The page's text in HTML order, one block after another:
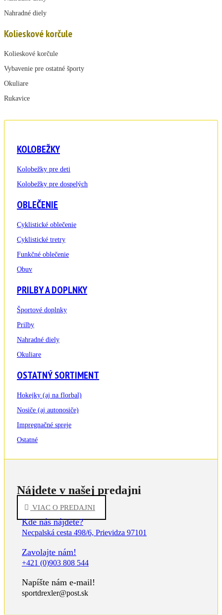
Nahradné diely
Kolieskové korčule
Kolieskové korčule
Vybavenie pre ostatné športy
Okuliare
Rukavice
KOLOBEŽKY
Kolobežky pre deti
Kolobežky pre dospelých
OBLEČENIE
Cyklistické oblečenie
Cyklistické tretry
Funkčné oblečenie
Obuv
PRILBY A DOPLNKY
Športové doplnky
Prilby
Nahradné diely
Okuliare
OSTATNÝ SORTIMENT
Hokejky (aj na florbal)
Nosiče (aj autonosiče)
Impregnačné spreje
Ostatné
Nájdete v našej predajni
VIAC O PREDAJNI
Kde nás nájdete?
Necpalská cesta 498/6, Prievidza 97101
Zavolajte nám!
+421 (0)903 808 544
Napíšte nám e-mail!
sportdrexler@post.sk